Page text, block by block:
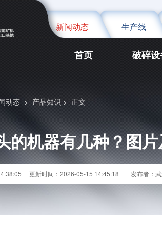
新闻动态 生产线
首页 破碎
动态> 产品知识 > 正文
的机器有几种？图
更新时间：2026-05-15 14:45:18 发布者：